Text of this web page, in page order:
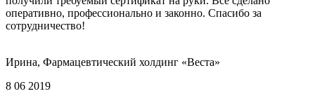
оперативно, профессионально и законно. Спасибо за
сотрудничество!
Ирина, Фармацевтический холдинг «Веста»
8 06 2019